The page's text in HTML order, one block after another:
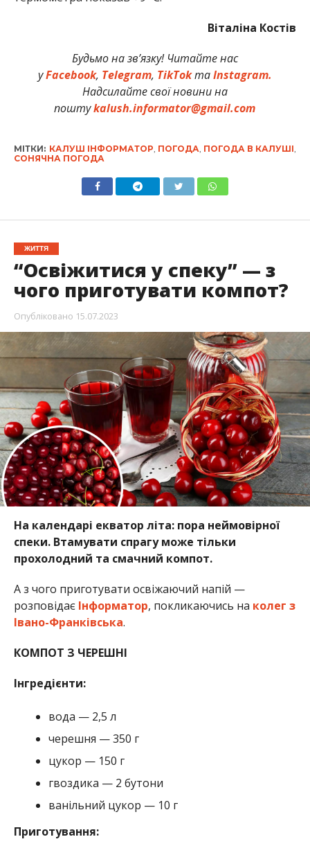
Віталіна Костів
Будьмо на зв’язку! Читайте нас
уFacebook, Telegram, TikTokтаInstagram.
Надсилайте свої новини на
поштуkalush.informator@gmail.com
МІТКИ: КАЛУШ ІНФОРМАТОР ПОГОДА ПОГОДА В КАЛУШІ
СОНЯЧНА ПОГОДА
ЖИТТЯ
“Освіжитися у спеку” — з
чого приготувати компот?
Опубліковано 15.07.2023
На календарі екватор літа: пора неймовірної
спеки. Втамувати спрагу може тільки
прохолодний та смачний компот.
А з чого приготувати освіжаючий напій —
розповідає Інформатор, покликаючись на колег з
Івано-Франківська.
КОМПОТ З ЧЕРЕШНІ
Інгредієнти:
вода — 2,5 л
черешня — 350 г
цукор — 150 г
гвоздика — 2 бутони
ванільний цукор — 10 г
Приготування: